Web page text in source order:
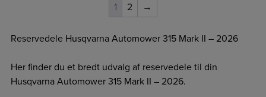
1 2 →
Reservedele Husqvarna Automower 315 Mark II – 2026
Her finder du et bredt udvalg af reservedele til din
Husqvarna Automower 315 Mark II – 2026.